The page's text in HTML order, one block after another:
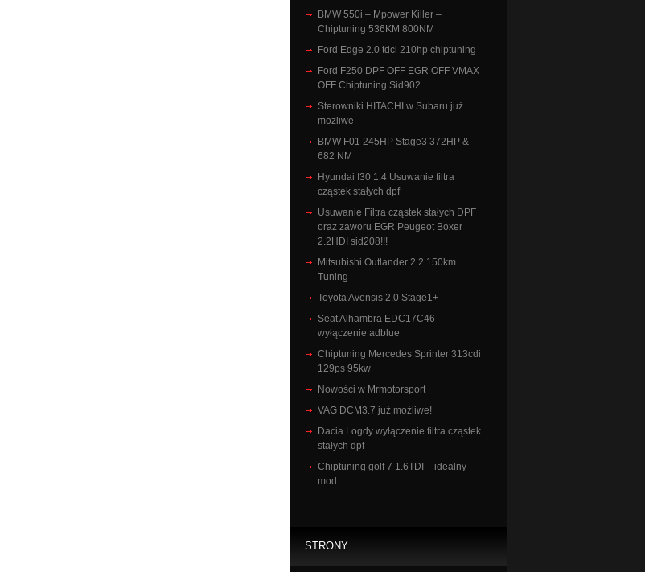
BMW 550i – Mpower Killer –
Chiptuning 536KM 800NM
Ford Edge 2.0 tdci 210hp chiptuning
Ford F250 DPF OFF EGR OFF VMAX
OFF Chiptuning Sid902
Sterowniki HITACHI w Subaru już
możliwe
BMW F01 245HP Stage3 372HP &
682 NM
Hyundai I30 1.4 Usuwanie filtra
cząstek stałych dpf
Usuwanie Filtra cząstek stałych DPF
oraz zaworu EGR Peugeot Boxer
2.2HDI sid208!!!
Mitsubishi Outlander 2.2 150km
Tuning
Toyota Avensis 2.0 Stage1+
Seat Alhambra EDC17C46
wyłączenie adblue
Chiptuning Mercedes Sprinter 313cdi
129ps 95kw
Nowości w Mrmotorsport
VAG DCM3.7 już możliwe!
Dacia Logdy wyłączenie filtra cząstek
stałych dpf
Chiptuning golf 7 1.6TDI – idealny
mod
STRONY